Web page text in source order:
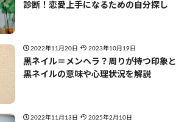
診断！恋愛上手になるための自分探し
2022年11月20日 2023年10月19日
黒ネイル＝メンヘラ？周りが持つ印象と
黒ネイルの意味や心理状況を解説
2022年11月13日 2025年2月10日